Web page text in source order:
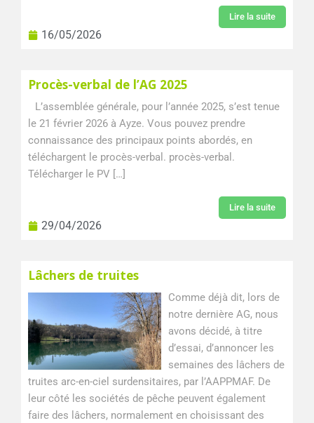
Lire la suite
16/05/2026
Procès-verbal de l’AG 2025
L’assemblée générale, pour l’année 2025, s’est tenue
le 21 février 2026 à Ayze. Vous pouvez prendre
connaissance des principaux points abordés, en
téléchargent le procès-verbal. procès-verbal.
Télécharger le PV […]
Lire la suite
29/04/2026
Lâchers de truites
Comme déjà dit, lors de
notre dernière AG, nous
avons décidé, à titre
d’essai, d’annoncer les
semaines des lâchers de
truites arc-en-ciel surdensitaires, par l’AAPPMAF. De
leur côté les sociétés de pêche peuvent également
faire des lâchers, normalement en choisissant des